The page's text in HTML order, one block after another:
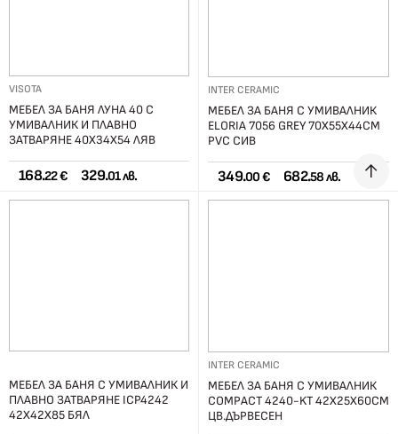
VISOTA
МЕБЕЛ ЗА БАНЯ ЛУНА 40 С
УМИВАЛНИК И ПЛАВНО
ЗАТВАРЯНЕ 40Х34Х54 ЛЯВ
168.22 € 329.01 лв.
INTER CERAMIC
МЕБЕЛ ЗА БАНЯ С УМИВАЛНИК
ЕLORIA 7056 GREY 70Х55Х44СМ
PVC СИВ
349.00 € 682.58 лв.
МЕБЕЛ ЗА БАНЯ С УМИВАЛНИК И
ПЛАВНО ЗАТВАРЯНЕ ICP4242
42Х42Х85 БЯЛ
INTER CERAMIC
МЕБЕЛ ЗА БАНЯ С УМИВАЛНИК
COMPACT 4240-KT 42X25X60СМ
ЦВ.ДЪРВЕСЕН